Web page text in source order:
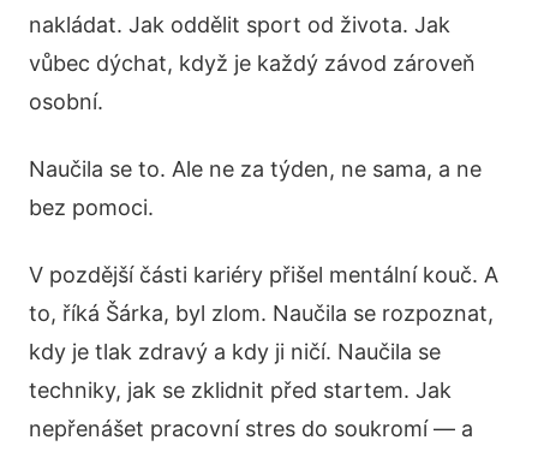
nakládat. Jak oddělit sport od života. Jak
vůbec dýchat, když je každý závod zároveň
osobní.
Naučila se to. Ale ne za týden, ne sama, a ne
bez pomoci.
V pozdější části kariéry přišel mentální kouč. A
to, říká Šárka, byl zlom. Naučila se rozpoznat,
kdy je tlak zdravý a kdy ji ničí. Naučila se
techniky, jak se zklidnit před startem. Jak
nepřenášet pracovní stres do soukromí — a